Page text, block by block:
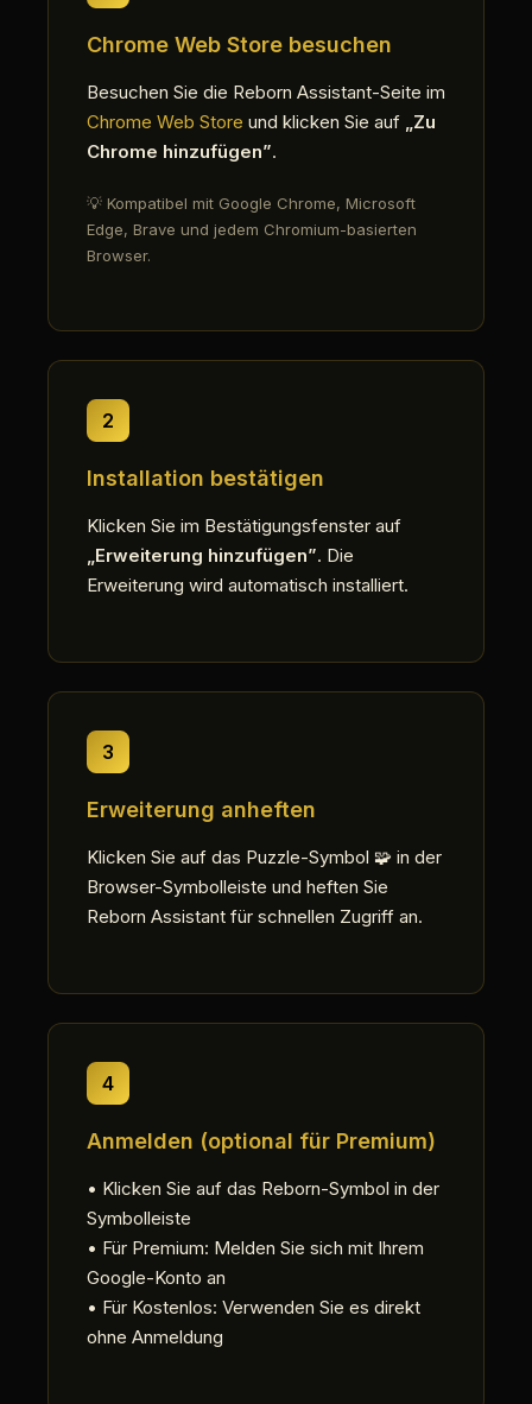
Chrome Web Store besuchen
Besuchen Sie die Reborn Assistant-Seite im
Chrome Web Store und klicken Sie auf „Zu
Chrome hinzufügen”.
💡 Kompatibel mit Google Chrome, Microsoft
Edge, Brave und jedem Chromium-basierten
Browser.
2
Installation bestätigen
Klicken Sie im Bestätigungsfenster auf
„Erweiterung hinzufügen”. Die
Erweiterung wird automatisch installiert.
3
Erweiterung anheften
Klicken Sie auf das Puzzle-Symbol 🧩 in der
Browser-Symbolleiste und heften Sie
Reborn Assistant für schnellen Zugriff an.
4
Anmelden (optional für Premium)
• Klicken Sie auf das Reborn-Symbol in der
Symbolleiste
• Für Premium: Melden Sie sich mit Ihrem
Google-Konto an
• Für Kostenlos: Verwenden Sie es direkt
ohne Anmeldung